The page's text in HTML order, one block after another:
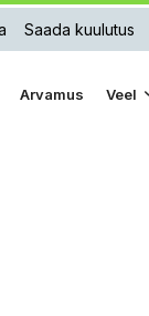
Saada kuulutus
Arvamus Veel